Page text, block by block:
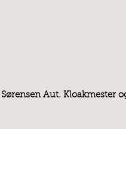
Aut. Kloakmester